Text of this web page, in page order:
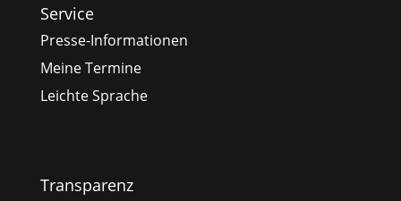
Service
Presse-Informationen
Meine Termine
Leichte Sprache
Transparenz